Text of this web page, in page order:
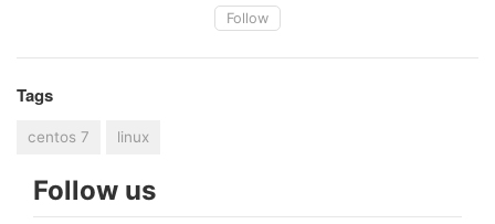
Follow
Tags
centos 7 linux
Follow us